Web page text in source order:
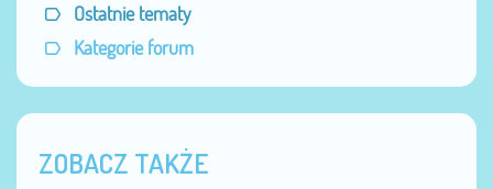
Ostatnie tematy
Kategorie forum
ZOBACZ TAKŻE